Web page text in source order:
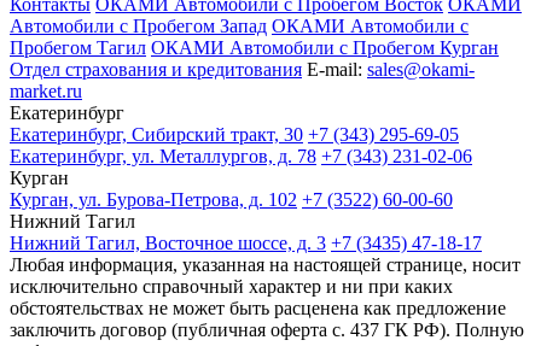
Автомобили с Пробегом Запад ОКАМИ Автомобили с
Пробегом Тагил ОКАМИ Автомобили с Пробегом Курган
Отдел страхования и кредитования E-mail: sales@okami-
market.ru
Екатеринбург
Екатеринбург, Сибирский тракт, 30 +7 (343) 295-69-05
Екатеринбург, ул. Металлургов, д. 78 +7 (343) 231-02-06
Курган
Курган, ул. Бурова-Петрова, д. 102 +7 (3522) 60-00-60
Нижний Тагил
Нижний Тагил, Восточное шоссе, д. 3 +7 (3435) 47-18-17
Любая информация, указанная на настоящей странице, носит
исключительно справочный характер и ни при каких
обстоятельствах не может быть расценена как предложение
заключить договор (публичная оферта с. 437 ГК РФ). Полную